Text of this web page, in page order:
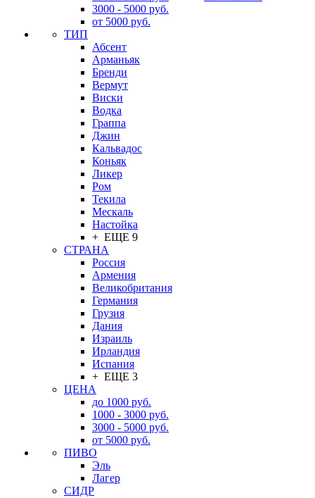
3000 - 5000 руб.
от 5000 руб.
ТИП
Абсент
Арманьяк
Бренди
Вермут
Виски
Водка
Граппа
Джин
Кальвадос
Коньяк
Ликер
Ром
Текила
Мескаль
Настойка
+ ЕЩЕ 9
СТРАНА
Россия
Армения
Великобритания
Германия
Грузия
Дания
Израиль
Ирландия
Испания
+ ЕЩЕ 3
ЦЕНА
до 1000 руб.
1000 - 3000 руб.
3000 - 5000 руб.
от 5000 руб.
ПИВО
Эль
Лагер
СИДР